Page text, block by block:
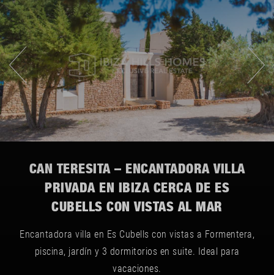
CAN TERESITA – ENCANTADORA VILLA
PRIVADA EN IBIZA CERCA DE ES
CUBELLS CON VISTAS AL MAR
Encantadora villa en Es Cubells con vistas a Formentera,
piscina, jardín y 3 dormitorios en suite. Ideal para
vacaciones.